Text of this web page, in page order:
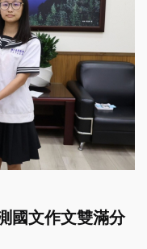
國文作文雙滿分